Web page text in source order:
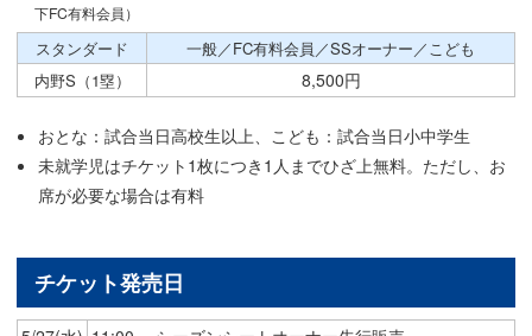
下FC有料会員）
スタンダード
一般／FC有料会員／SSオーナー／こども
内野S（1塁）
8,500円
おとな：試合当日高校生以上、こども：試合当日小中学生
未就学児はチケット1枚につき1人までひざ上無料。ただし、お
席が必要な場合は有料
チケット発売日